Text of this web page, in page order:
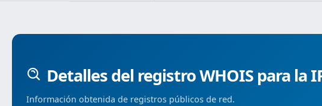
Detalles del registro WHOIS para la
Información obtenida de registros públicos de red.